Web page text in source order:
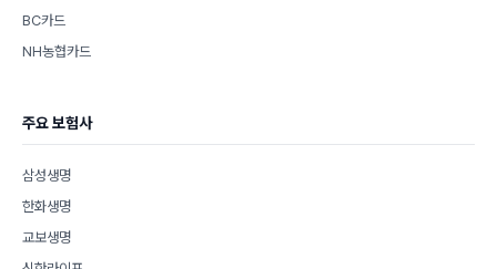
BC카드
NH농협카드
주요 보험사
삼성생명
한화생명
교보생명